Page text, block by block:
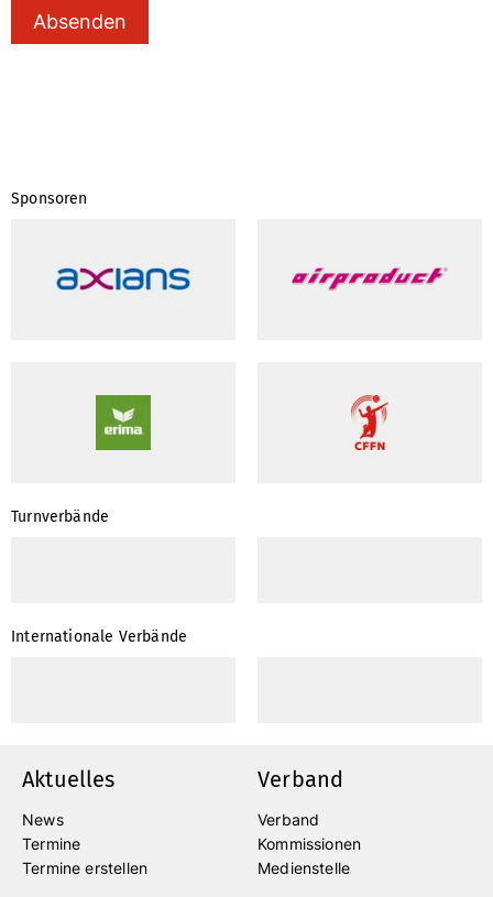
Absenden
Sponsoren
Turnverbände
Internationale Verbände
Aktuelles
News
Termine
Termine erstellen
Verband
Verband
Kommissionen
Medienstelle